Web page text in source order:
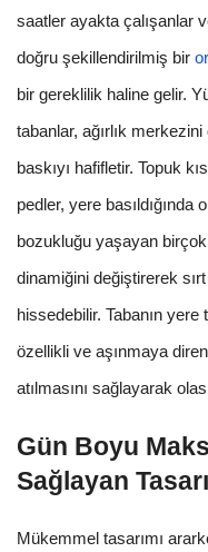
saatler ayakta çalışanlar
doğru şekillendirilmiş bir
bir gereklilik haline gelir.
tabanlar, ağırlık
baskıyı hafifletir. Topuk
pedler, yere
bozukluğu yaşayan
dinamiğini değiştirerek
hissedebilir. Tabanın yere
özellikli ve aşınmaya
atılmasını sağlayarak
Gün Boyu
Sağlayan
Mükemmel tasarımı